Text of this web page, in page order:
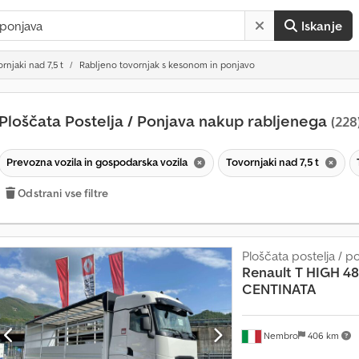
Iskanje
nad 7,5 t Rabljeno tovornjak s kesonom in ponjavo
Ploščata Postelja / Ponjava nakup rabljenega
Prevozna vozila in gospodarska vozila Tovornjaki nad 7,5 t
Odstrani vse filtre
Nembro 406 km
Ploščata postelja /
Renault T HIGH
CENTINATA
V
e